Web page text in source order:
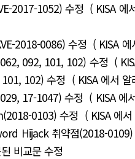
2017-1052) 수정 ( KISA 에
2018-0086) 수정 ( KISA 에
092, 101, 102) 수정 (
102) 수정 ( KISA 에서 알
17-1047) 수정 ( KISA 에
0103) 수정 ( KISA 에서
Hijack 취약점(2018-
비교문 수정